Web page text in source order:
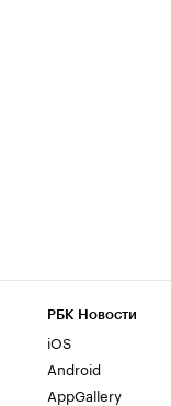
РБК Новости
iOS
Android
AppGallery